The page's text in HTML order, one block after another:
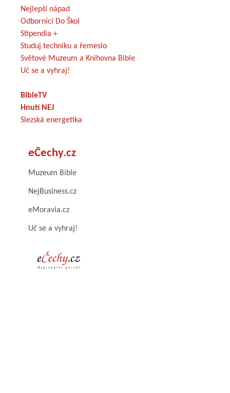
Nejlepší nápad
Odborníci Do Škol
Stipendia +
Studuj techniku a řemeslo
Světové Muzeum a Knihovna Bible
Uč se a vyhraj!
BibleTV
Hnutí NEJ
Slezská energetika
eČechy.cz
Muzeum Bible
NejBusiness.cz
eMoravia.cz
Uč se a vyhraj!